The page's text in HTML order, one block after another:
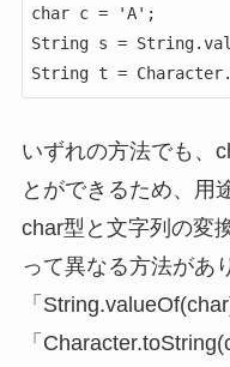
char c = 'A';
String s =
String t =
いずれの方法でも、
とができるため、用
char型と文字列の変
って異なる方法があ
「
「